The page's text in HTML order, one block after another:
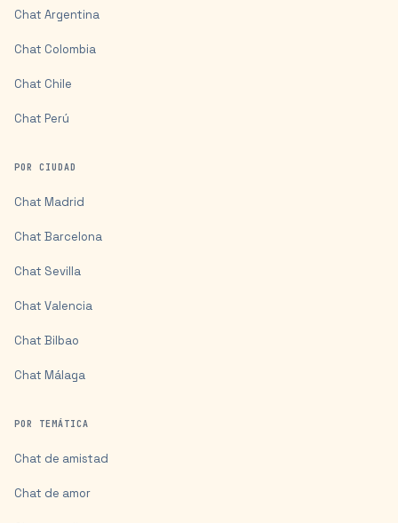
Chat Argentina
Chat Colombia
Chat Chile
Chat Perú
POR CIUDAD
Chat Madrid
Chat Barcelona
Chat Sevilla
Chat Valencia
Chat Bilbao
Chat Málaga
POR TEMÁTICA
Chat de amistad
Chat de amor